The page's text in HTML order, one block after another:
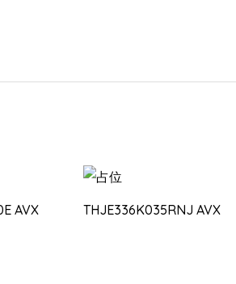
AVX THJE336K035RNJ AVX